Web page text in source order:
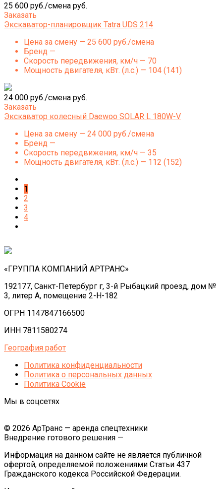
25 600 руб./смена руб.
Заказать
Экскаватор-планировщик Tatra UDS 214
Цена за смену — 25 600 руб./смена
Бренд —
Скорость передвижения, км/ч — 70
Мощность двигателя, кВт. (л.с.) — 104 (141)
24 000 руб./смена руб.
Заказать
Экскаватор колесный Daewoo SOLAR L 180W-V
Цена за смену — 24 000 руб./смена
Бренд —
Скорость передвижения, км/ч — 35
Мощность двигателя, кВт. (л.с.) — 112 (152)
1
2
3
4
«ГРУППА КОМПАНИЙ АРТРАНС»
192177, Санкт-Петербург г, 3-й Рыбацкий проезд, дом №
3, литер А, помещение 2-Н-182
ОГРН 1147847166500
ИНН 7811580274
География работ
Политика конфиденциальности
Политика o персональных данных
Политика Cookie
Мы в соцсетях
© 2026 АрТранс — аренда спецтехники
Внедрение готового решения —
Информация на данном сайте не является публичной
офертой, определяемой положениями Статьи 437
Гражданского кодекса Российской Федерации.